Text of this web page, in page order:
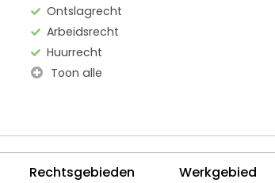
Ontslagrecht
Arbeidsrecht
Huurrecht
Toon alle
Rechtsgebieden Werkgebied